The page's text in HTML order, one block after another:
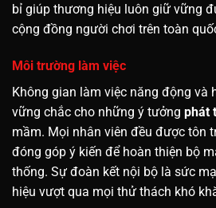
bỉ giúp thương hiệu luôn giữ vững
cộng đồng người chơi trên toàn
Môi trường làm việc
Không gian làm việc năng động và
vững chắc cho những ý tưởng phát
mầm. Mọi nhân viên đều được tôn
đóng góp ý kiến để hoàn thiện bộ
thống. Sự đoàn kết nội bộ là sức
hiệu vượt qua mọi thử thách khó